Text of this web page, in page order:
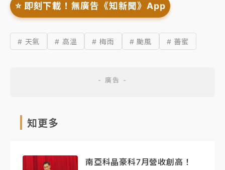
⭐️ 即刻下載！無廣告《知新聞》App
# 天氣 # 高溫 # 梅雨 # 颱風 # 薔蜜
知更多
南亞科晶豪科7月營收創高！